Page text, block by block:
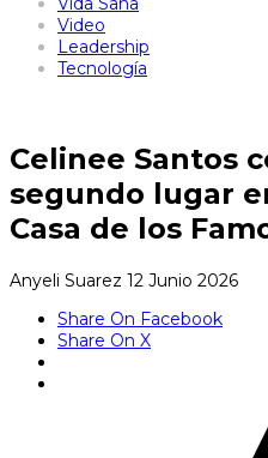
Video
Leadership
Tecnología
Celinee Santos
segundo lugar
Casa de los
Anyeli Suarez 12 Junio 2026
Share On Facebook
Share On X